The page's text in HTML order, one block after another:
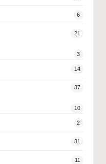
6
21
3
14
37
10
2
31
11